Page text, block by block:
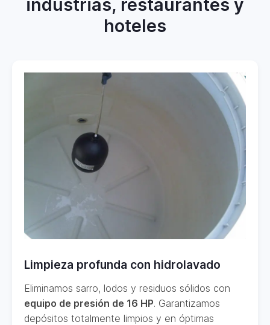
industrias, restaurantes y
hoteles
Limpieza profunda con hidrolavado
Eliminamos sarro, lodos y residuos sólidos con
equipo de presión de 16 HP. Garantizamos
depósitos totalmente limpios y en óptimas